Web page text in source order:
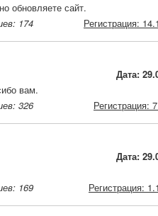
обновляете сайт.
174 Регистрация:
Дата:
вам.
326 Регистрация:
Дата:
169 Регистрация: